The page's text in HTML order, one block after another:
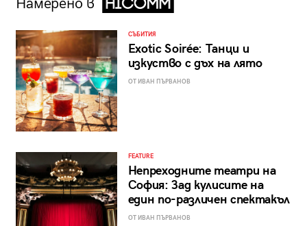
СЪБИТИЯ
Exotic Soirée: Танци и
изкуство с дъх на лято
ОТ ИВАН ПЪРВАНОВ
FEATURE
Непреходните театри на
София: Зад кулисите на
един по-различен спектакъл
ОТ ИВАН ПЪРВАНОВ